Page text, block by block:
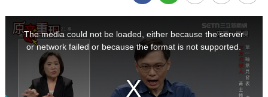
modal
window.
The media could not be loaded, either because the server
or network failed or because the format is not supported.